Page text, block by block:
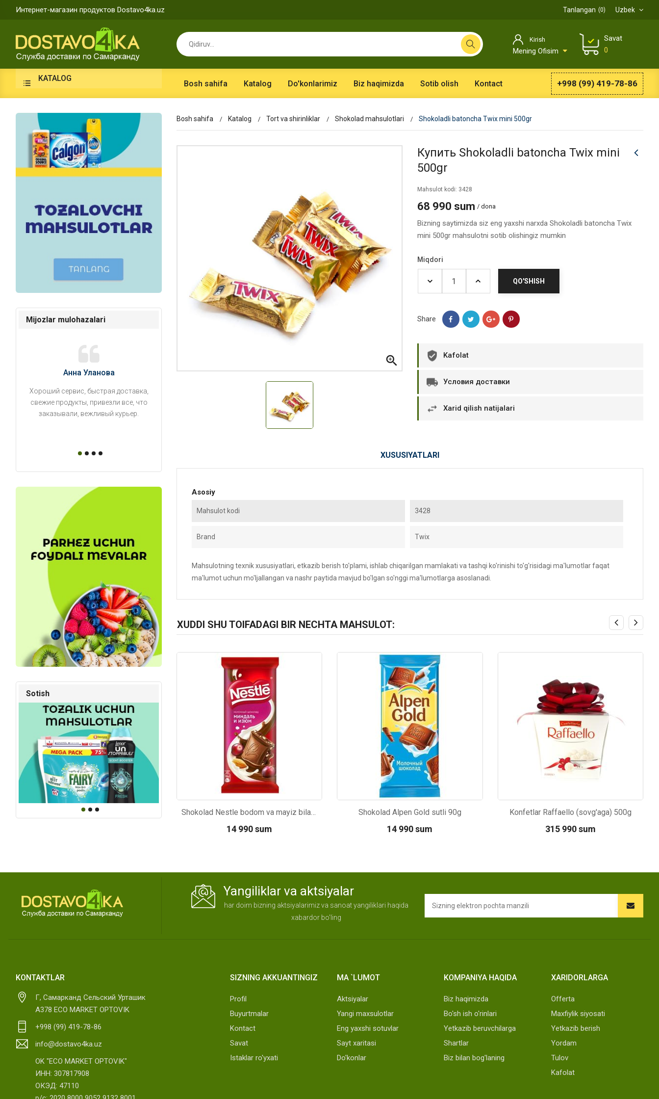
Интернет-магазин продуктов Dostavo4ka.uz Uzbek
Tanlangan 0
Kirish
Mening Ofisim
Savat
0
KATALOG
Bosh sahifa Katalog Do'konlarimiz Biz haqimizda Sotib olish Kontact +998 (99) 419-78-86
Mijozlar mulohazalari
Анна Уланова
Хороший сервис, быстрая доставка,
свежие продукты, привезли все, что
заказывали, вежливый курьер.
Александр П. Ольга Кузяева
Лежу в больнице, сделала заказ, все
привезли раньше назначенного
времени. Курьер Анвар, спасибо ему!
максимально быстро. Покупал мясо
Sotish
Bosh sahifa Katalog Tort va shirinliklar Shokolad mahsulotlari Shokoladli batoncha Twix mini 500gr

Купить Shokoladli batoncha Twix mini
500gr
Mahsulot kodi: 3428
68 990 sum / dona
Bizning saytimizda siz eng yaxshi narxda Shokoladli batoncha Twix
mini 500gr mahsulotni sotib olishingiz mumkin
Miqdori
QO'SHISH
Share
Kafolat
Условия доставки
Xarid qilish natijalari
XUSUSIYATLARI
Asosiy
Mahsulot kodi 3428
Brand Twix
Mahsulotning texnik xususiyatlari, etkazib berish to'plami, ishlab chiqarilgan mamlakati va tashqi ko'rinishi to'g'risidagi ma'lumotlar faqat
ma'lumot uchun mo'ljallangan va nashr paytida mavjud bo'lgan so'nggi ma'lumotlarga asoslanadi.
XUDDI SHU TOIFADAGI BIR NECHTA MAHSULOT:
Kod: 843
Shokolad Nestle bodom va mayiz bilan 90g
14 990 sum
Kod: 821
Shokolad Alpen Gold sutli 90g
14 990 sum
Kod: 3641
Konfetlar Raffaello (sovg'aga) 500g
315 990 sum
Yangiliklar va aktsiyalar
har doim bizning aktsiyalarimiz va sanoat yangiliklari haqida
xabardor bo'ling
KONTAKTLAR
Г, Самарканд Сельский Урташик
А378 ECO MARKET OPTOVIK
+998 (99) 419-78-86
info@dostavo4ka.uz
OK "ECO MARKET OPTOVIK"
ИНН: 307817908
ОКЭД: 47110
SIZNING AKKUANTINGIZ
Profil
Buyurtmalar
Kontact
Savat
Istaklar ro'yxati
MA `LUMOT
Aktsiyalar
Yangi maxsulotlar
Eng yaxshi sotuvlar
Sayt xaritasi
Do'konlar
KOMPANIYA HAQIDA
Biz haqimizda
Bo'sh ish o'rinlari
Yetkazib beruvchilarga
Shartlar
Biz bilan bog'laning
XARIDORLARGA
Offerta
Maxfiylik siyosati
Yetkazib berish
Yordam
Tulov
Kafolat